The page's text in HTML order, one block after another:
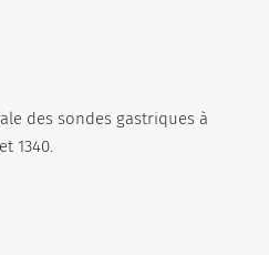
des sondes gastriques à
1340.